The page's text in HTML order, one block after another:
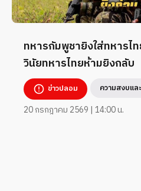
ทหารกัมพูชายิงใส่ทหารไ
วินัยทหารไทยห้ามยิงกลับ
ข่าวปลอม ความสงบแล
20 กรกฎาคม 2569 | 14:00 น.